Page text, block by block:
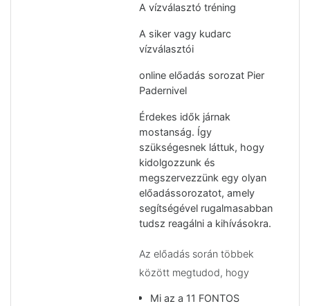
A vízválasztó tréning
A siker vagy kudarc
vízválasztói
online előadás sorozat Pier
Padernivel
Érdekes idők járnak
mostanság. Így
szükségesnek láttuk, hogy
kidolgozzunk és
megszervezzünk egy olyan
előadássorozatot, amely
segítségével rugalmasabban
tudsz reagálni a kihívásokra.
Az előadás során többek
között megtudod, hogy
Mi az a 11 FONTOS